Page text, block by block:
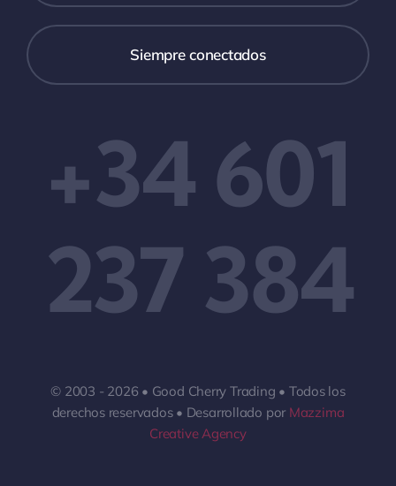
Siempre conectados
+34 601
237 384
© 2003 - 2026 • Good Cherry Trading • Todos los
derechos reservados • Desarrollado por Mazzima
Creative Agency